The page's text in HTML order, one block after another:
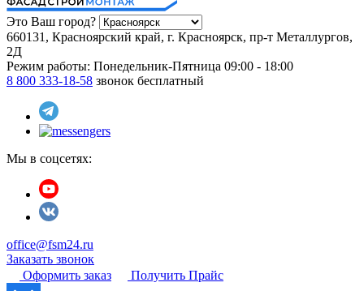
Это Ваш город?
660131, Красноярский край, г. Красноярск, пр-т Металлургов,
2Д
Режим работы: Понедельник-Пятница 09:00 - 18:00
8 800 333-18-58 звонок бесплатный
Мы в соцсетях:
office@fsm24.ru
Заказать звонок
Оформить заказ
Получить Прайс